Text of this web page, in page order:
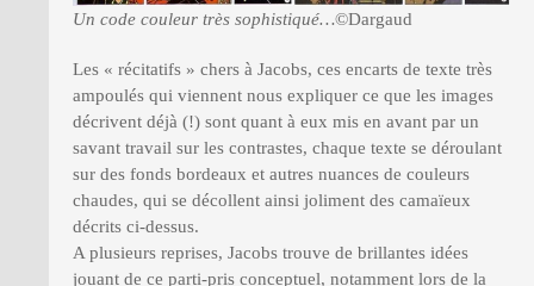
Un code couleur très sophistiqué…©Dargaud
Les « récitatifs » chers à Jacobs, ces encarts de texte très
ampoulés qui viennent nous expliquer ce que les images
décrivent déjà (!) sont quant à eux mis en avant par un
savant travail sur les contrastes, chaque texte se déroulant
sur des fonds bordeaux et autres nuances de couleurs
chaudes, qui se décollent ainsi joliment des camaïeux
décrits ci-dessus.
A plusieurs reprises, Jacobs trouve de brillantes idées
jouant de ce parti-pris conceptuel, notamment lors de la